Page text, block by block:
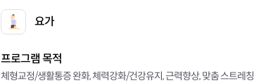
요가
프로그램 목적
체형교정/생활통증 완화, 체력강화/건강유지, 근력향상, 맞춤 스트레칭